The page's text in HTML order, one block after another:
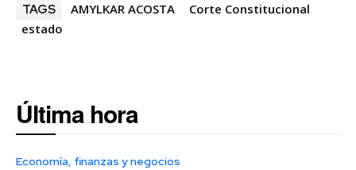
TAGS AMYLKAR ACOSTA
Corte Constitucional
estado
Última hora
Economía, finanzas y negocios